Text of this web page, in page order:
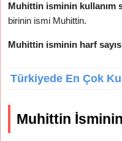
Muhittin isminin kullanım
birinin ismi Muhittin.
Muhittin isminin harf
Türkiyede En Çok
Muhittin